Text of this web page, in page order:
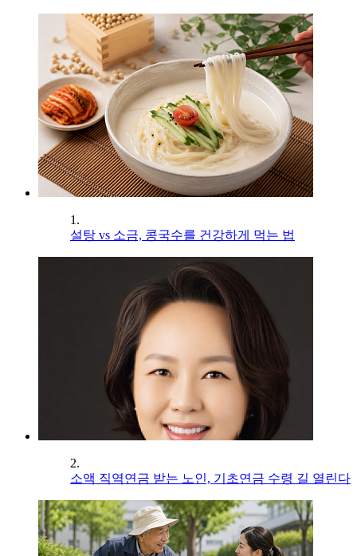
1.
설탕 vs 소금, 콩국수를 건강하게 먹는 법
2.
소액 직역연금 받는 노인, 기초연금 수령 길 열린다